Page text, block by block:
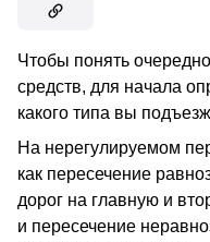
Чтобы понять
средств, для начала
какого типа вы
На нерегулируемом
как пересечение
дорог на главную и
и пересечение